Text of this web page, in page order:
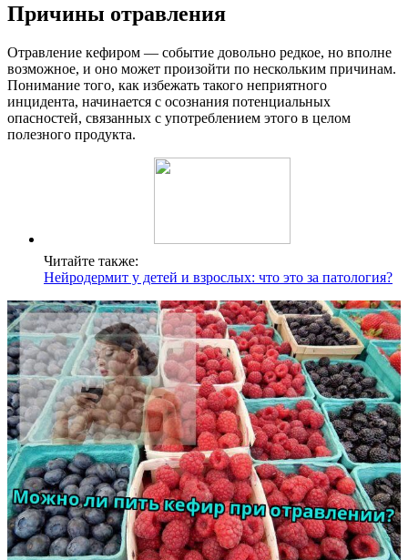
Причины отравления
Отравление кефиром — событие довольно редкое, но вполне
возможное, и оно может произойти по нескольким причинам.
Понимание того, как избежать такого неприятного
инцидента, начинается с осознания потенциальных
опасностей, связанных с употреблением этого в целом
полезного продукта.
Читайте также:
Нейродермит у детей и взрослых: что это за патология?